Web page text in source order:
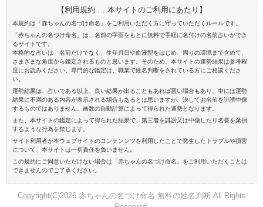
【利用規約 … 本サイトのご利用にあたり】
本規約は「赤ちゃんの名づけ命名」をご利用いただく方に守っていただくルールです。
「赤ちゃんの名づけ命名」は、名前の字画をもとに無料で手軽に名付けの名前占いができ
るサイトです。
本格的な占いは、名前だけでなく、生年月日や血液型をはじめ、周りの環境まで含めて、
さまざまな角度から鑑定されるものと思います。そのため、本サイトの運勢結果は参考程
度にお読みください。専門的な鑑定は、職業で姓名判断をされている方にご相談くださ
い。
運勢結果は、占いである以上、良い結果が出ることもあれば悪い場合もあり、中には運勢
結果に不満のある内容が表示される場合もあるとは思いますが、決してお名前を誹謗中傷
するものではありません。画数の自動計算によって得られた運勢となります。
また、本サイトの鑑定によって得られた結果で、第三者を誹謗又は中傷したり名誉を棄損
するような行為を禁じます。
サイト利用者が本ウェブサイトのコンテンンツを利用したことで発生したトラブルや損害
について、本サイトは一切責任を負いません。
この規約にご同意いただけない場合は「赤ちゃんの名づけ命名」をご利用いただくことは
できませんのでご了承ください。
Copyright(C)2026 赤ちゃんの名づけ命名 無料の姓名判断 All Rights